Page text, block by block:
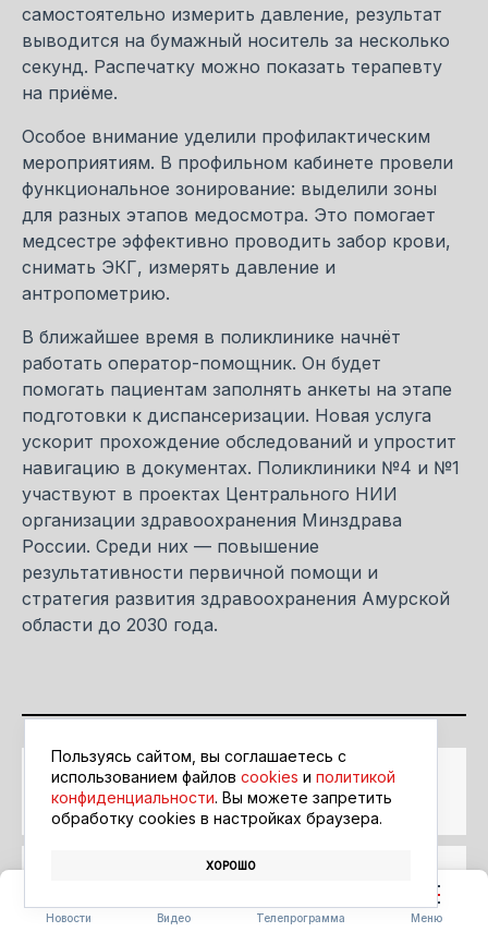
Новости Видео Телепрограмма Меню
самостоятельно измерить давление, результат
выводится на бумажный носитель за несколько
секунд. Распечатку можно показать терапевту
на приёме.
Особое внимание уделили профилактическим
мероприятиям. В профильном кабинете провели
функциональное зонирование: выделили зоны
для разных этапов медосмотра. Это помогает
медсестре эффективно проводить забор крови,
снимать ЭКГ, измерять давление и
антропометрию.
В ближайшее время в поликлинике начнёт
работать оператор-помощник. Он будет
помогать пациентам заполнять анкеты на этапе
подготовки к диспансеризации. Новая услуга
ускорит прохождение обследований и упростит
навигацию в документах. Поликлиники №4 и №1
участвуют в проектах Центрального НИИ
организации здравоохранения Минздрава
России. Среди них — повышение
результативности первичной помощи и
стратегия развития здравоохранения Амурской
области до 2030 года.
Читайте в ленте
Яндекс.Новости
Пользуясь сайтом, вы соглашаетесь с
использованием файлов cookies и политикой
конфиденциальности. Вы можете запретить
обработку сookies в настройках браузера.
ХОРОШО